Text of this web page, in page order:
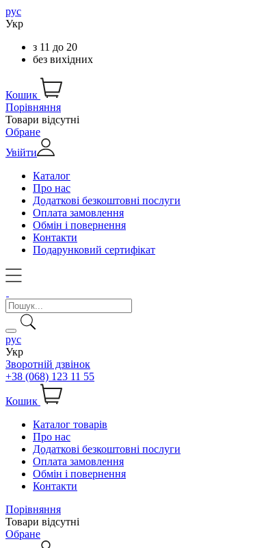
рус
Укр
з 11 до 20
без вихідних
Кошик
Порівняння
Товари відсутні
Обране
Увійти
Каталог
Про нас
Додаткові безкоштовні послуги
Оплата замовлення
Обмін і повернення
Контакти
Подарунковий сертифікат
рус
Укр
Зворотній дзвінок
+38 (068) 123 11 55
Кошик
Каталог товарів
Про нас
Додаткові безкоштовні послуги
Оплата замовлення
Обмін і повернення
Контакти
Порівняння
Товари відсутні
Обране